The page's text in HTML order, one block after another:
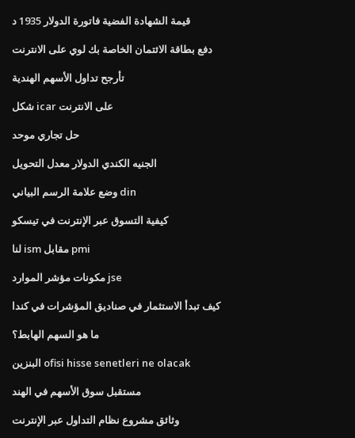
قيمة الشهادة الفضية فاتورة الدولار 1935 د
دفع بطاقة الائتمان الخاصة بك لوي على الانترنت
تأرجح تداول الأسهم الهندية
شكل icar على الانترنت
حل تجاري موحد
الجنيه الكندي الدولار معدل التحويل
وضع علامة الرسم البياني din
كيفية التسوق عبر الإنترنت في تيسكو
لنا ism مقابل pmi
مكونات مؤشر الموارد jse
كيف تبدأ الاستثمار في صناديق المؤشرات في كندا
ما هو السهم الهابط؟
البنزين ofisi hisse senetleri ne olacak
مستقبل سوق الأسهم في الهند
وثائق مشروع نظام التداول عبر الإنترنت